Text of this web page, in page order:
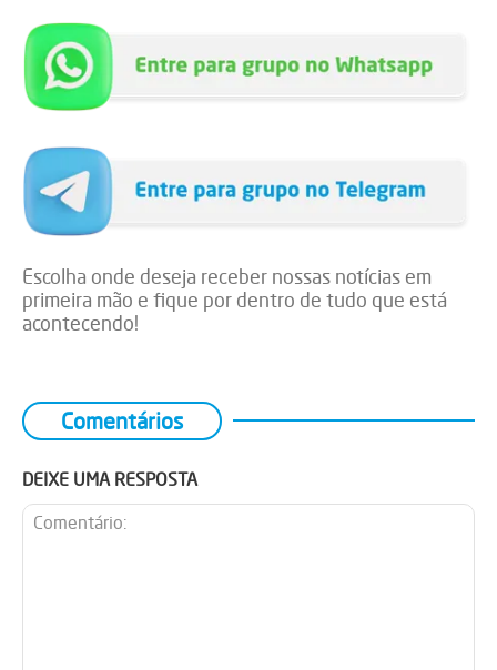
Escolha onde deseja receber nossas notícias em
primeira mão e fique por dentro de tudo que está
acontecendo!
Comentários
DEIXE UMA RESPOSTA